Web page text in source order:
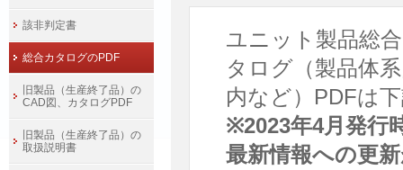
ユニット製品総
タログ（製品体
内など）PDFは
※2023年4月発行
最新情報への更
該非判定書
総合カタログのPDF
旧製品（生産終了品）の
CAD図、カタログPDF
旧製品（生産終了品）の
取扱説明書